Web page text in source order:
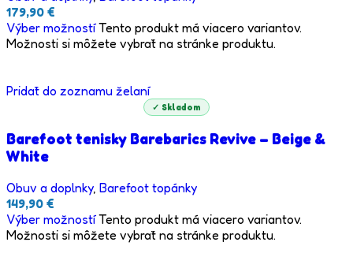
179,90 €
Výber možností Tento produkt má viacero variantov.
Možnosti si môžete vybrať na stránke produktu.
Pridať do zoznamu želaní
✓ Skladom
Barefoot tenisky Barebarics Revive – Beige &
White
Obuv a doplnky, Barefoot topánky
149,90 €
Výber možností Tento produkt má viacero variantov.
Možnosti si môžete vybrať na stránke produktu.